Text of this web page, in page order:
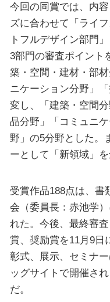
今回の同賞では、内
ズに合わせて「ライ
トフルデザイン部門
3部門の審査ポイント
築・空間・建材・部
ニケーション分野」
変し、「建築・空間
品分野」「コミュニ
野」の5分野とした。
ーとして「新領域」を
受賞作品188点は、書
会（委員長：赤池学
れた。今後、最終審
賞、奨励賞を11月9日
彰式、展示、セミナ
ッグサイトで開催さ
だ。